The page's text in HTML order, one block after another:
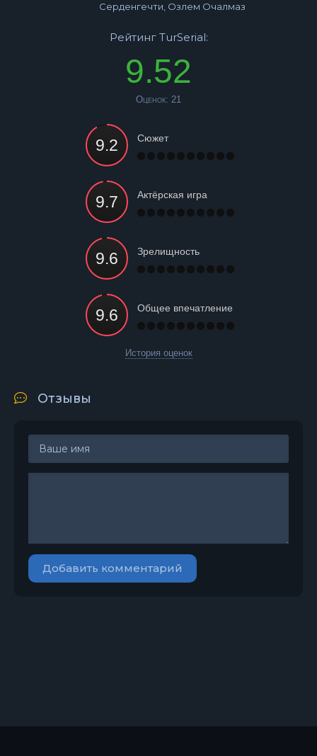
Серденгечти, Озлем Очалмаз
Рейтинг TurSerial:
9.52
Оценок: 21
Сюжет
Актёрская игра
Зрелищность
Общее впечатление
История оценок
Отзывы
Добавить комментарий